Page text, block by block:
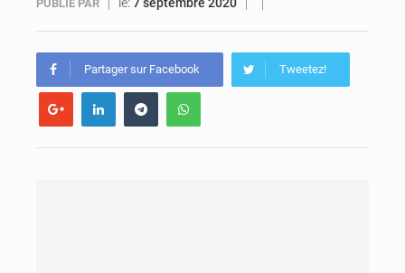
PUBLIÉ PAR
Partager sur Facebook Tweetez!